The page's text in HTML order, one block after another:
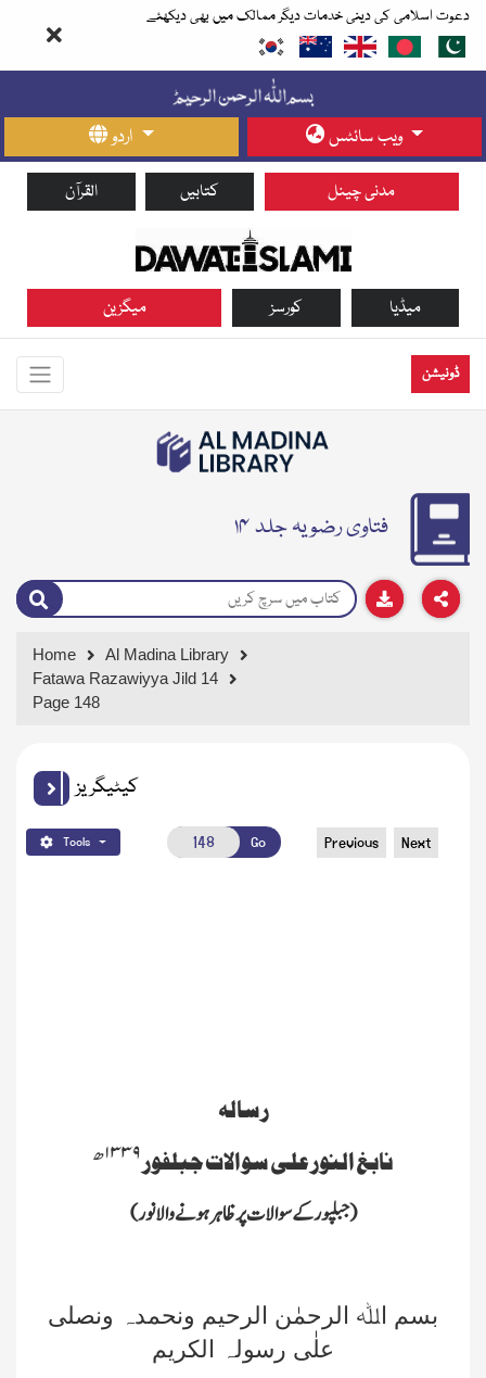
دعوت اسلامی کی دینی خدمات دیگر ممالک میں بھی دیکھئے
اردو ویب سائٹس
القرآن کتابیں مدنی چینل
میگزین کورسز میڈیا
ڈونیشن
فتاوی رضویہ جلد ۱۴
Home
Al Madina Library
Fatawa Razawiyya Jild 14
Page 148
کیٹیگریز
Tools Go Previous Next
رسالہ
نابغ النور علی سوالات جبلفور
(جبلپور کے سوالات پر ظاہر ہونے والا نور)
بسم اﷲ الرحمٰن الرحیم ونحمدہ ونصلی
علٰی رسولہ الکریم